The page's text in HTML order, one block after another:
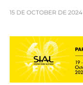
15 DE OCTOBER DE 2024